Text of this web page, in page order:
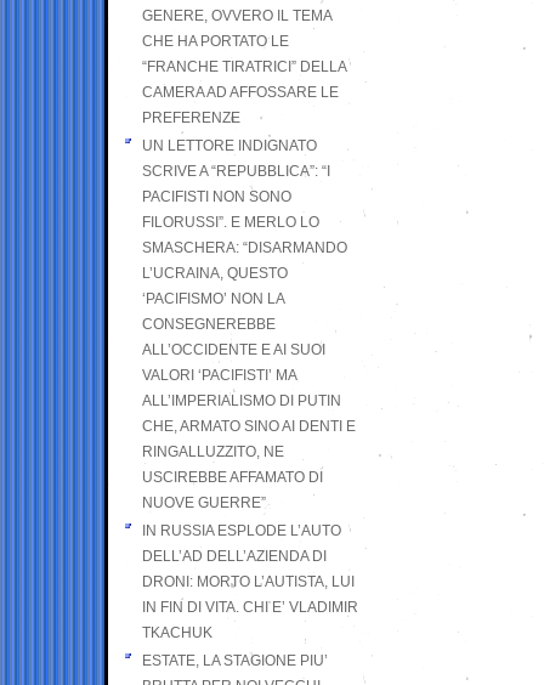
GENERE, OVVERO IL TEMA
CHE HA PORTATO LE
“FRANCHE TIRATRICI” DELLA
CAMERA AD AFFOSSARE LE
PREFERENZE
UN LETTORE INDIGNATO
SCRIVE A “REPUBBLICA”: “I
PACIFISTI NON SONO
FILORUSSI”. E MERLO LO
SMASCHERA: “DISARMANDO
L’UCRAINA, QUESTO
‘PACIFISMO’ NON LA
CONSEGNEREBBE
ALL’OCCIDENTE E AI SUOI
VALORI ‘PACIFISTI’ MA
ALL’IMPERIALISMO DI PUTIN
CHE, ARMATO SINO AI DENTI E
RINGALLUZZITO, NE
USCIREBBE AFFAMATO DI
NUOVE GUERRE”
IN RUSSIA ESPLODE L’AUTO
DELL’AD DELL’AZIENDA DI
DRONI: MORTO L’AUTISTA, LUI
IN FIN DI VITA. CHI E’ VLADIMIR
TKACHUK
ESTATE, LA STAGIONE PIU’